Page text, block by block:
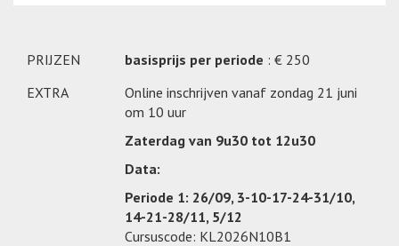
PRIJZEN basisprijs per periode : € 250
EXTRA
Online inschrijven vanaf zondag 21 juni
om 10 uur
Zaterdag van 9u30 tot 12u30
Data:
Periode 1: 26/09, 3-10-17-24-31/10,
14-21-28/11, 5/12
Cursuscode: KL2026N10B1